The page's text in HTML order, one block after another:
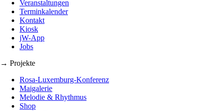
Veranstaltungen
Terminkalender
Kontakt
Kiosk
jW-App
Jobs
→ Projekte
Rosa-Luxemburg-Konferenz
Maigalerie
Melodie & Rhythmus
Shop